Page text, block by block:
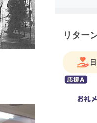
リター